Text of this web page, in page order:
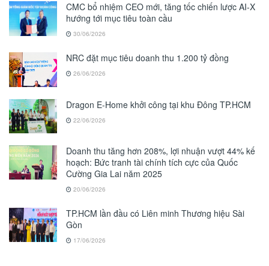
CMC bổ nhiệm CEO mới, tăng tốc chiến lược AI-X
hướng tới mục tiêu toàn cầu
30/06/2026
NRC đặt mục tiêu doanh thu 1.200 tỷ đồng
26/06/2026
Dragon E-Home khởi công tại khu Đông TP.HCM
22/06/2026
Doanh thu tăng hơn 208%, lợi nhuận vượt 44% kế
hoạch: Bức tranh tài chính tích cực của Quốc
Cường Gia Lai năm 2025
20/06/2026
TP.HCM lần đầu có Liên minh Thương hiệu Sài
Gòn
17/06/2026